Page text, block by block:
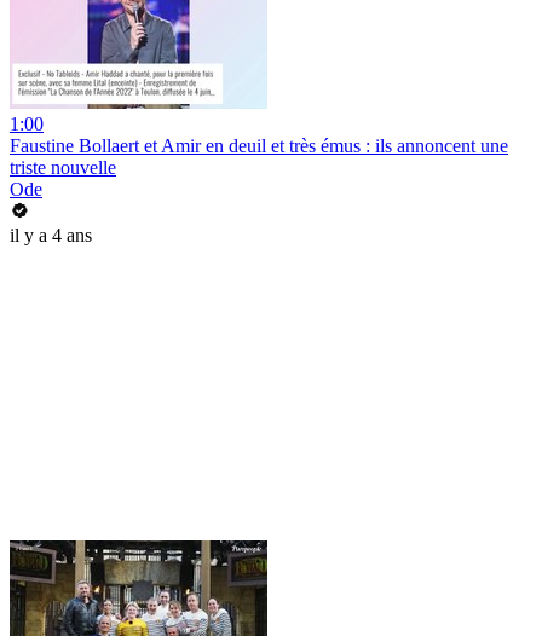
1:00
Faustine Bollaert et Amir en deuil et très émus : ils annoncent une
triste nouvelle
Ode
il y a 4 ans